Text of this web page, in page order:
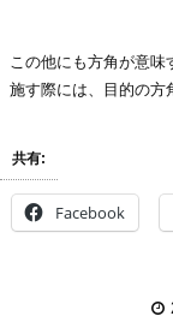
この他にも方角が意
施す際には、目的の方
共有:
Facebook